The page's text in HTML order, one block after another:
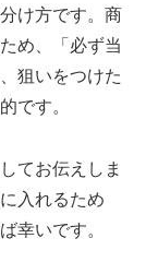
け方です。商
め、「必ず当
狙いをつけた
です。
てお伝えしま
入れるため
幸いです。